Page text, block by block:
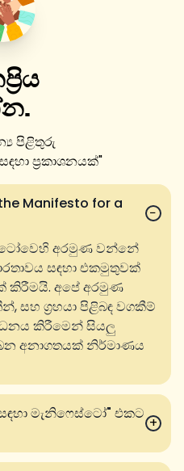
පිළිතුරු
ප්‍රකාශනයක්"
Manifesto for a
−
අරමුණ වන්නේ
සඳහා එකමුතුවක්
කිරීමයි. අපේ අරමුණ
සහ ග්‍රහයා පිළිබඳ වගකීම්
කිරීමෙන් සියලු
අනාගතයක් නිර්මාණය
මැනිෆෙස්ටෝ" එකට
+